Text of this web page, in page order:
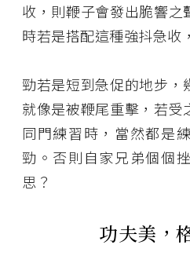
收，則鞭子會發出脆響
時若是搭配這種強抖急收
勁若是短到急促的地步，
就像是被鞭尾重擊，若受
同門練習時，當然都是
勁。否則自家兄弟個個
思？
功夫美，